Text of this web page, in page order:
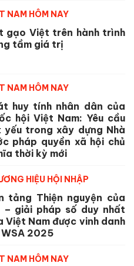
NAM HÔM NAY
gạo Việt trên hành trình
tầm giá trị
NAM HÔM NAY
huy tính nhân dân của
hội Việt Nam: Yêu cầu
trong xây dựng Nhà
pháp quyền xã hội chủ
thời kỳ mới
HIỆU HỘI NHẬP
tảng Thiện nguyện của
– giải pháp số duy nhất
Việt Nam được vinh danh
2025
NAM HÔM NAY